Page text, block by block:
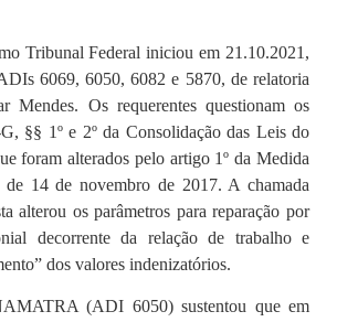
Tribunal Federal iniciou em 21.10.2021,
6069, 6050, 6082 e 5870, de relatoria
Mendes. Os requerentes questionam os
§§ 1º e 2º da Consolidação das Leis do
foram alterados pelo artigo 1º da Medida
14 de novembro de 2017. A chamada
alterou os parâmetros para reparação por
decorrente da relação de trabalho e
dos valores indenizatórios.
(ADI 6050) sustentou que em